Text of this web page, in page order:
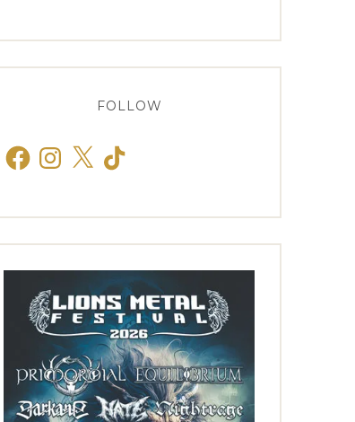
FOLLOW
FacebookInstagram
X TikTok